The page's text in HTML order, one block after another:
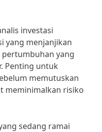
investasi
yang menjanjikan
yang
Penting untuk
memutuskan
meminimalkan risiko
sedang ramai